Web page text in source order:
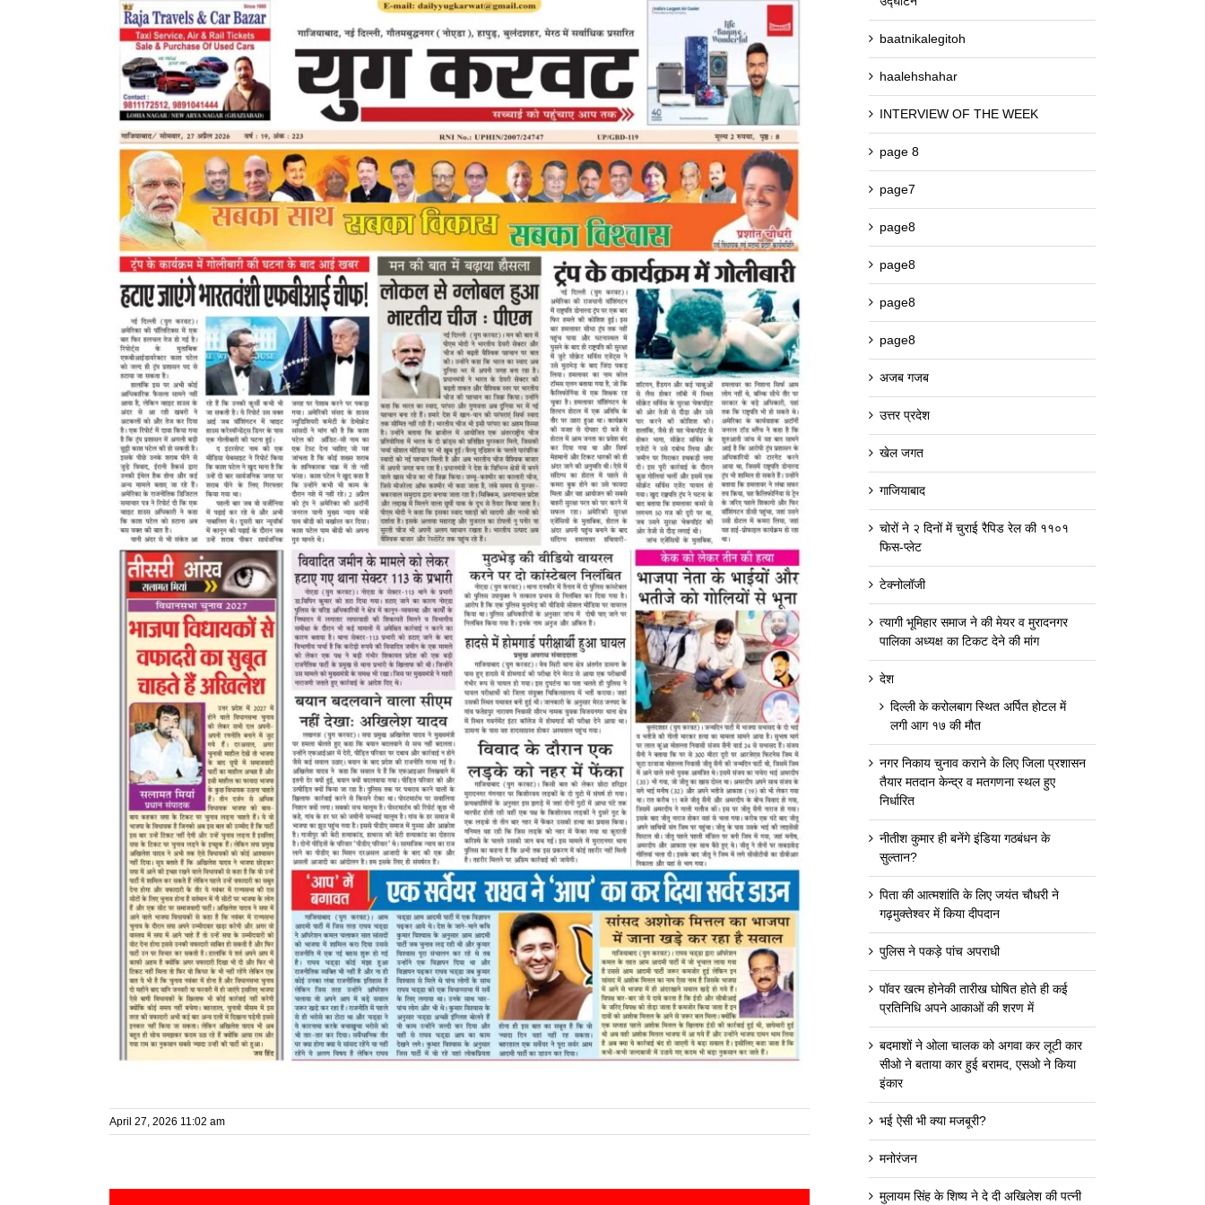
Larger
Image
April 27, 2026 11:02 am
baatnikalegitoh
haalehshahar
INTERVIEW OF THE WEEK
page 8
page7
page8
page8
page8
page8
अजब गजब
उत्तर प्रदेश
खेल जगत
गाजियाबाद
चोरों ने २ दिनों में चुराई रैपिड रेल की ११०१
फिस-प्लेट
टेक्नोलॉजी
त्यागी भूमिहार समाज ने की मेयर व मुरादनगर
पालिका अध्यक्ष का टिकट देने की मांग
देश
दिल्ली के करोलबाग स्थित अर्पित होटल में
लगी आग १७ की मौत
नगर निकाय चुनाव कराने के लिए जिला प्रशासन
तैयार मतदान केन्द्र व मतगणना स्थल हुए
निर्धारित
नीतीश कुमार ही बनेंगे इंडिया गठबंधन के
सुल्तान?
पिता की आत्मशांति के लिए जयंत चौधरी ने
गढ़मुक्तेश्वर में किया दीपदान
पुलिस ने पकड़े पांच अपराधी
पॉवर खत्म होनेकी तारीख घोषित होते ही कई
प्रतिनिधि अपने आकाओं की शरण में
बदमाशों ने ओला चालक को अगवा कर लूटी कार
सीओ ने बताया कार हुई बरामद, एसओ ने किया
इंकार
भई ऐसी भी क्या मजबूरी?
मनोरंजन
मुलायम सिंह के शिष्य ने दे दी अखिलेश की पत्नी